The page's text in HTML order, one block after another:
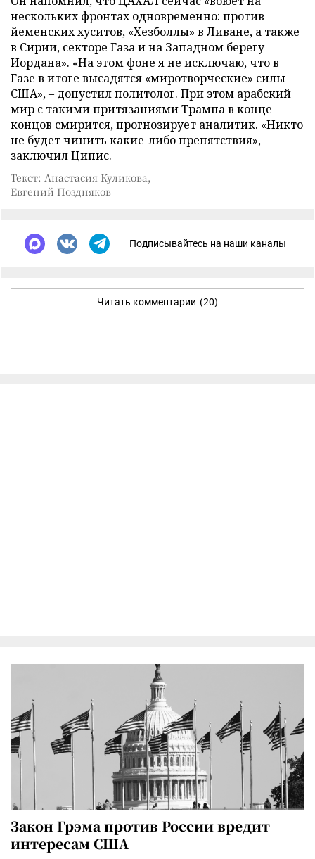
нескольких фронтах одновременно: против
йеменских хуситов, «Хезболлы» в Ливане, а также
в Сирии, секторе Газа и на Западном берегу
Иордана». «На этом фоне я не исключаю, что в
Газе в итоге высадятся «миротворческие» силы
США», – допустил политолог. При этом арабский
мир с такими притязаниями Трампа в конце
концов смирится, прогнозирует аналитик. «Никто
не будет чинить какие-либо препятствия», –
заключил Ципис.
Текст: Анастасия Куликова,
Евгений Поздняков
Подписывайтесь на наши каналы
Читать комментарии (20)
Закон Грэма против России вредит
интересам США